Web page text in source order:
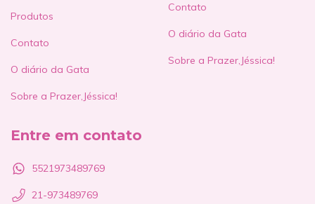
Produtos
Contato
O diário da Gata
Sobre a Prazer,Jéssica!
Contato
O diário da Gata
Sobre a Prazer,Jéssica!
Entre em contato
5521973489769
21-973489769